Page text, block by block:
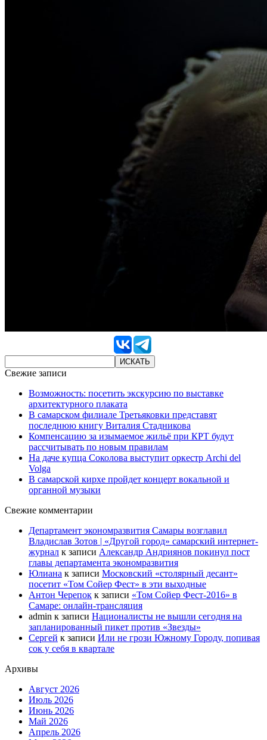
Свежие записи
Возможность: посетить экскурсию по выставке
архитектурного плаката
В самарском филиале Третьяковки представят
последнюю книгу Виталия Стадникова
Компенсацию за изымаемое жильё при КРТ будут
рассчитывать по новым правилам
На даче купца Соколова выступит оркестр Archi del
Volga
В самарской кирхе пройдет концерт вокальной и
органной музыки
Свежие комментарии
Департамент экономразвития Самары возглавил
Владислав Зотов | «Другой город» самарский интернет-
журнал к записи Александр Андриянов покинул пост
главы департамента экономразвития
Юлиана к записи Московский «столярный десант»
посетит «Том Сойер Фест» в эти выходные
Антон Черепок к записи «Том Сойер Фест-2016» в
Самаре: онлайн-трансляция
admin к записи Националисты не вышли сегодня на
запланированный пикет против «Звезды»
Сергей к записи Или не грози Южному Городу, попивая
сок у себя в квартале
Архивы
Август 2026
Июль 2026
Июнь 2026
Май 2026
Апрель 2026